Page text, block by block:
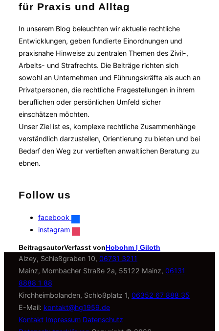
für Praxis und Alltag
In unserem Blog beleuchten wir aktuelle rechtliche
Entwicklungen, geben fundierte Einordnungen und
praxisnahe Hinweise zu zentralen Themen des Zivil-,
Arbeits- und Strafrechts. Die Beiträge richten sich
sowohl an Unternehmen und Führungskräfte als auch an
Privatpersonen, die rechtliche Fragestellungen in ihrem
beruflichen oder persönlichen Umfeld sicher
einschätzen möchten.
Unser Ziel ist es, komplexe rechtliche Zusammenhänge
verständlich darzustellen, Orientierung zu bieten und bei
Bedarf den Weg zur vertieften anwaltlichen Beratung zu
ebnen.
Follow us
facebook
instagram
BeitragsautorVerfasst vonHobohm | Giloth
Alzey, Schießgraben 10, 06731 3211
Mainz, Mombacher Straße 2a, 55122 Mainz, 06131
8888 1 88
Kirchheimbolanden, Schloßplatz 1, 06352 67 888 35
E-Mail: kontakt@hg1959.de
Kontakt Impressum Datenschutz